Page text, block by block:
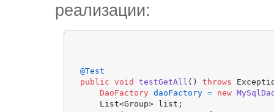
реализации:
@Test
public
void testGetAll () throws
DaoFactory daoFactory = new
    List<Group> list;